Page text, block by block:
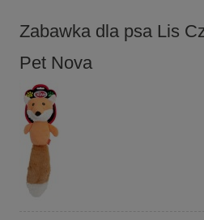
Zabawka dla psa Lis
Pet Nova